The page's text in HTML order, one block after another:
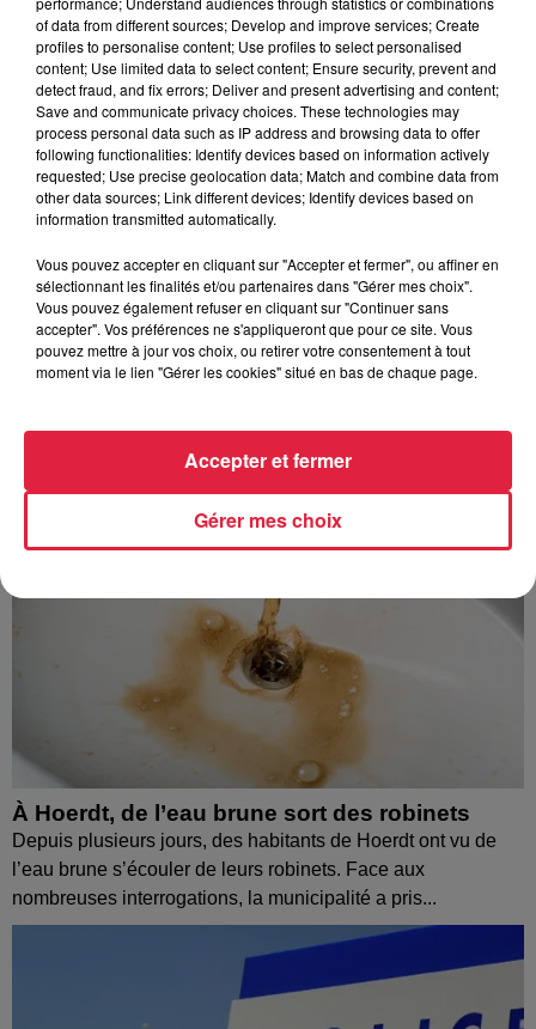
Catherine Trautmann réagit
6 août 2026
Au zoo de Mulhouse : rencontre
avec les flamants rouges
À découvrir également
À Hoerdt, de l’eau brune sort des robinets
Depuis plusieurs jours, des habitants de Hoerdt ont vu de
l’eau brune s’écouler de leurs robinets. Face aux
nombreuses interrogations, la municipalité a pris...
of data from different sources; Develop and improve services; Create
profiles to personalise content; Use profiles to select personalised
content; Use limited data to select content; Ensure security, prevent and
detect fraud, and fix errors; Deliver and present advertising and content;
Save and communicate privacy choices. These technologies may
process personal data such as IP address and browsing data to offer
following functionalities: Identify devices based on information actively
requested; Use precise geolocation data; Match and combine data from
other data sources; Link different devices; Identify devices based on
information transmitted automatically.
Vous pouvez accepter en cliquant sur "Accepter et fermer", ou affiner en
sélectionnant les finalités et/ou partenaires dans "Gérer mes choix".
Vous pouvez également refuser en cliquant sur "Continuer sans
accepter". Vos préférences ne s'appliqueront que pour ce site. Vous
pouvez mettre à jour vos choix, ou retirer votre consentement à tout
moment via le lien "Gérer les cookies" situé en bas de chaque page.
Gérer mes choix
Accepter et fermer